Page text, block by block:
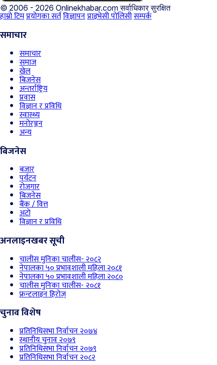
© 2006 - 2026 Onlinekhabar.comसर्वाधिकार सुरक्षित
हाम्रो टिमप्रयोगका सर्तविज्ञापनप्राइभेसी पोलिसीसम्पर्क
समाचार
समाचार
समाज
खेल
बिजनेस
अन्तर्राष्ट्रिय
प्रवास
विज्ञान र प्रविधि
स्वास्थ्य
मनोरञ्जन
अन्य
बिजनेस
बजार
पर्यटन
रोजगार
बिजनेस
बैंक / वित्त
अटो
विज्ञान र प्रविधि
अनलाइनखबर सूची
चालीस मुनिका चालीस- २०८२
नेपालका ५० प्रभावशाली महिला २०८१
नेपालका ५० प्रभावशाली महिला २०८०
चालीस मुनिका चालीस- २०८१
फ्रन्टलाइन हिरोज्
चुनाव विशेष
प्रतिनिधिसभा निर्वाचन २०७४
स्थानीय चुनाव २०७९
प्रतिनिधिसभा निर्वाचन २०७९
प्रतिनिधिसभा निर्वाचन २०८२